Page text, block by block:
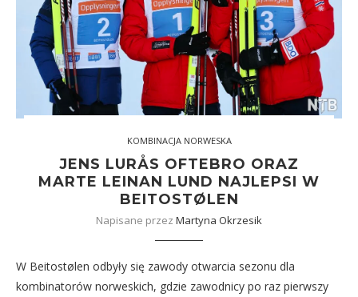
KOMBINACJA NORWESKA
JENS LURÅS OFTEBRO ORAZ
MARTE LEINAN LUND NAJLEPSI W
BEITOSTØLEN
Napisane przez Martyna Okrzesik
W Beitostølen odbyły się zawody otwarcia sezonu dla
kombinatorów norweskich, gdzie zawodnicy po raz pierwszy